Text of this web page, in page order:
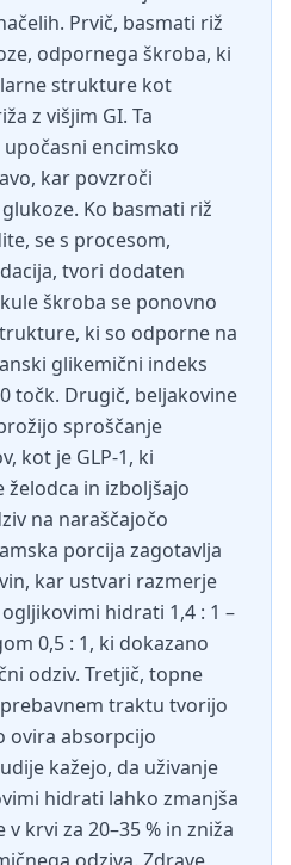
Prvič, basmati riž
odpornega škroba, ki
strukture kot
z višjim GI. Ta
encimsko
kar povzroči
Ko basmati riž
se s procesom,
tvori dodaten
škroba se ponovno
ki so odporne na
glikemični indeks
točk. Drugič, beljakovine
sproščanje
kot je GLP-1, ki
in izboljšajo
na naraščajočo
porcija zagotavlja
kar ustvari razmerje
hidrati 1,4 : 1 –
0,5 : 1, ki dokazano
odziv. Tretjič, topne
traktu tvorijo
ovira absorpcijo
kažejo, da uživanje
hidrati lahko zmanjša
krvi za 20–35 % in zniža